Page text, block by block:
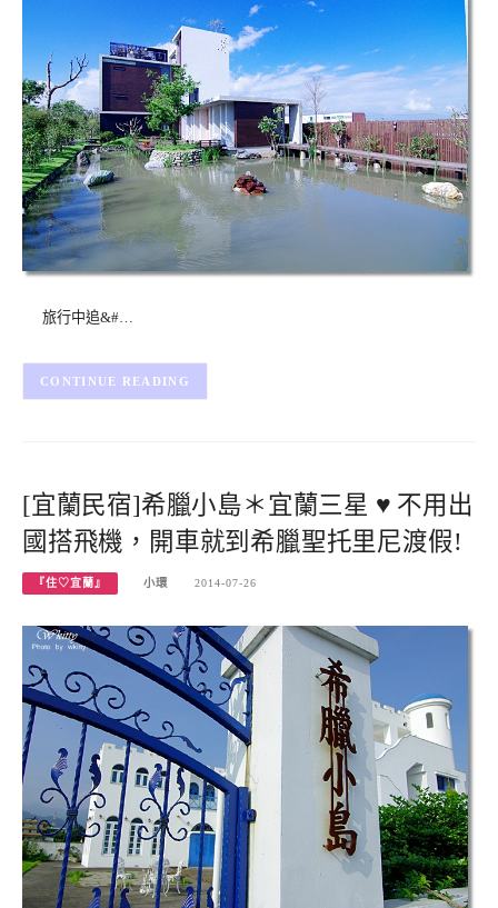
旅行中追&#…
CONTINUE READING
[宜蘭民宿]希臘小島＊宜蘭三星 ♥ 不用出
國搭飛機，開車就到希臘聖托里尼渡假!
『住♡宜蘭』 小環 2014-07-26